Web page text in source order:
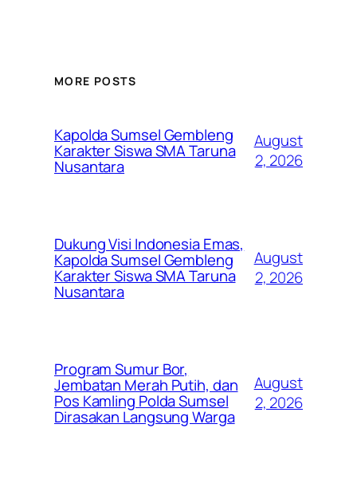
MORE POSTS
Kapolda Sumsel Gembleng
Karakter Siswa SMA Taruna
Nusantara
August
2, 2026
Dukung Visi Indonesia Emas,
Kapolda Sumsel Gembleng
Karakter Siswa SMA Taruna
Nusantara
August
2, 2026
Program Sumur Bor,
Jembatan Merah Putih, dan
Pos Kamling Polda Sumsel
Dirasakan Langsung Warga
August
2, 2026